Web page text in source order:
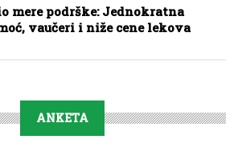
mere podrške: Jednokratna
vaučeri i niže cene lekova
ANKETA